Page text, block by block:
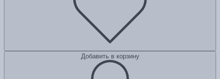
Добавить в корзину